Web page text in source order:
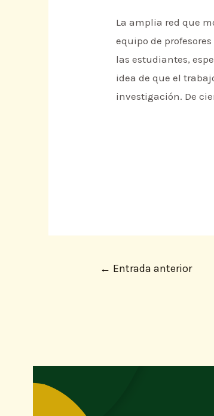
La amplia red que
equipo de
las estudiantes,
idea de que el
investigación. De
← Entrada anterior